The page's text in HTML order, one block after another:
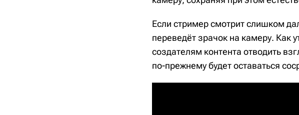
Если стример смотрит слишком
переведёт зрачок на камеру. Как
создателям контента отводить
по-прежнему будет оставаться